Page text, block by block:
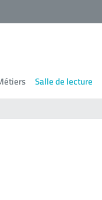
Salle de lecture